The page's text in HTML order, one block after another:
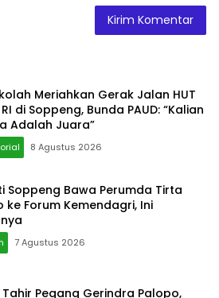
Meriahkan Gerak Jalan HUT
di Soppeng, Bunda PAUD: “Kalian
Adalah Juara”
8 Agustus 2026
Soppeng Bawa Perumda Tirta
ke Forum Kemendagri, Ini
7 Agustus 2026
Pegang Gerindra Palopo,